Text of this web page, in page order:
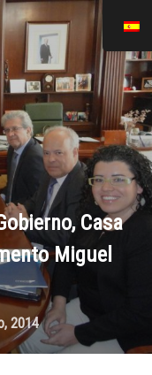
Casa
Miguel
2014